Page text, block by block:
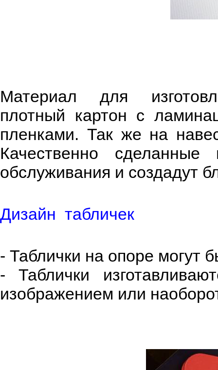
Материал для
плотный картон с
пленками. Так же на
Качественно
обслуживания и создадут
Дизайн табличек
- Таблички на опоре могут
- Таблички
изображением или